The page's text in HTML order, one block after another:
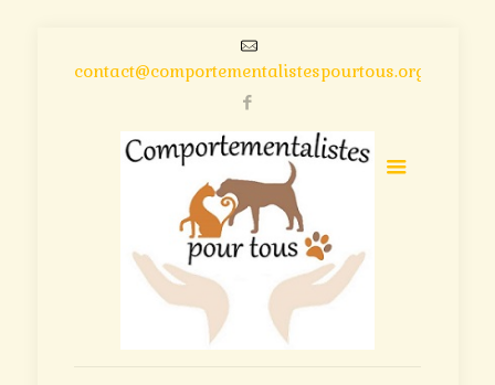
contact@comportementalistespourtous.org